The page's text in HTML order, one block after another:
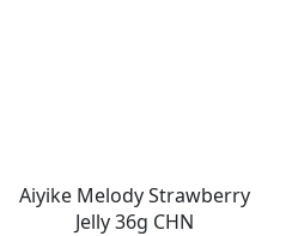
Aiyike Melody Strawberry
Jelly 36g CHN